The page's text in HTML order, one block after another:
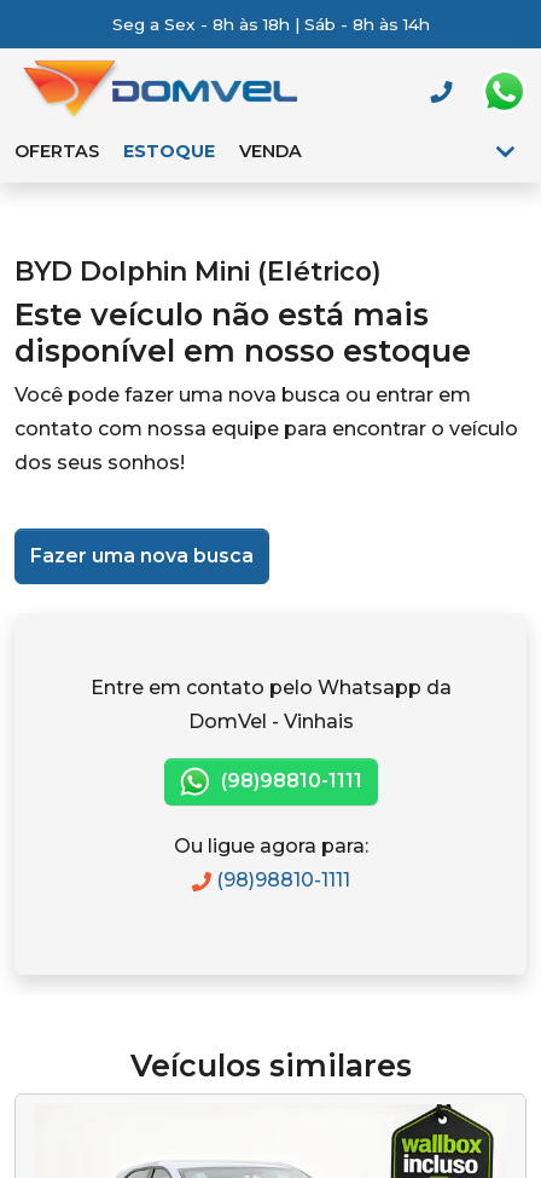
Seg a Sex - 8h às 18h | Sáb - 8h às 14h
OFERTAS ESTOQUE VENDA
BYD Dolphin Mini (Elétrico)
Este veículo não está mais
disponível em nosso estoque
Você pode fazer uma nova busca ou entrar em
contato com nossa equipe para encontrar o veículo
dos seus sonhos!
Fazer uma nova busca
Entre em contato pelo Whatsapp da
DomVel - Vinhais
(98)98810-1111
Ou ligue agora para:
(98)98810-1111
Veículos similares